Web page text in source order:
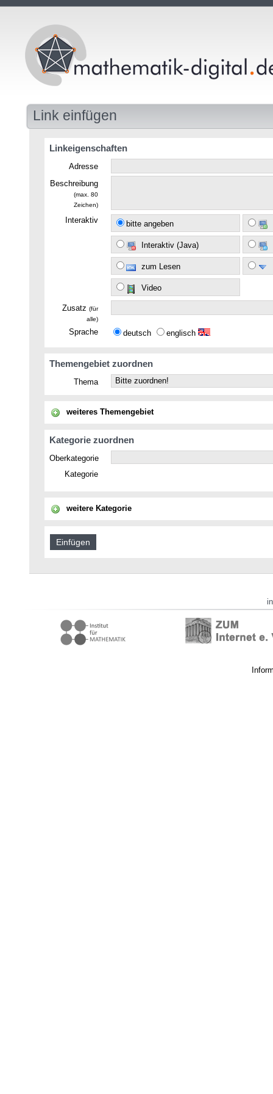
Link einfügen
Linkeigenschaften
Adresse
Beschreibung
(max. 80
Zeichen)
Interaktiv bitte angeben
Interaktiv (Java)
zum Lesen
Video
Zusatz (für
alle)
Sprache deutsch englisch
Themengebiet zuordnen
Thema
weiteres Themengebiet
Kategorie zuordnen
Oberkategorie
Kategorie
weitere Kategorie